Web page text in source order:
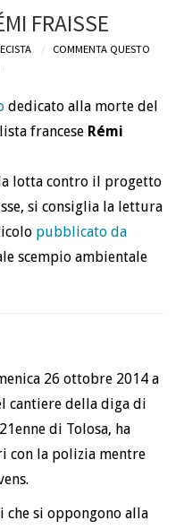
FRAISSE
COMMENTA QUESTO
dedicato alla morte del
francese Rémi
lotta contro il progetto
si consiglia la lettura
pubblicato da
scempio ambientale
26 ottobre 2014 a
cantiere della diga di
di Tolosa, ha
con la polizia mentre
che si oppongono alla